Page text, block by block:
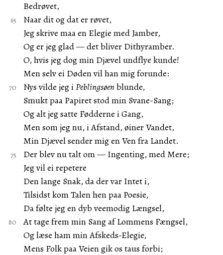
Bedrøvet,
Naar dit og dat er røvet,
Jeg skrive maa en Elegie med Jamber,
Og er jeg glad — det bliver Dithyramber.
O, hvis jeg dog min Djævel undflye kunde!
Men selv ei Døden vil han mig forunde:
Nys vilde jeg i Peblingsøen blunde,
Smukt paa Papiret stod min Svane-Sang;
Og alt jeg satte Fødderne i Gang,
Men som jeg nu, i Afstand, øiner Vandet,
Min Djævel sender mig en Ven fra Landet.
Der blev nu talt om — Ingenting, med Mere;
Jeg vil ei repetere
Den lange Snak, da der var Intet i,
Tilsidst kom Talen hen paa Poesie,
Da følte jeg en dyb veemodig Længsel,
At tage frem min Sang af Lommens Fængsel,
Og læse ham min Afskeds-Elegie,
Mens Folk paa Veien gik os taus forbi;